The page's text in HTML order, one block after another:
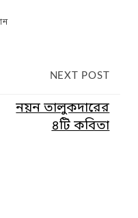
NEXT POST
নয়ন তালুকদারের
৪টি কবিতা